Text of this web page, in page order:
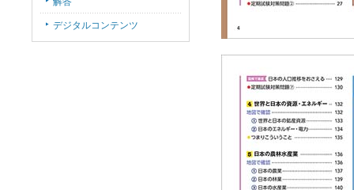
デジタルコンテンツ